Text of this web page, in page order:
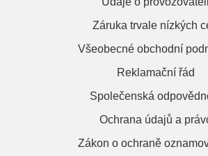
Záruka trvale nízkých
Všeobecné obchodní
Reklamační řád
Společenská
Ochrana údajů a
Zákon o ochraně